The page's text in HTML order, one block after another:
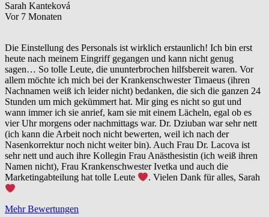
Sarah Kanteková
Vor 7 Monaten
Die Einstellung des Personals ist wirklich erstaunlich! Ich bin erst
heute nach meinem Eingriff gegangen und kann nicht genug
sagen… So tolle Leute, die ununterbrochen hilfsbereit waren. Vor
allem möchte ich mich bei der Krankenschwester Timaeus (ihren
Nachnamen weiß ich leider nicht) bedanken, die sich die ganzen 24
Stunden um mich gekümmert hat. Mir ging es nicht so gut und
wann immer ich sie anrief, kam sie mit einem Lächeln, egal ob es
vier Uhr morgens oder nachmittags war. Dr. Dziuban war sehr nett
(ich kann die Arbeit noch nicht bewerten, weil ich nach der
Nasenkorrektur noch nicht weiter bin). Auch Frau Dr. Lacova ist
sehr nett und auch ihre Kollegin Frau Anästhesistin (ich weiß ihren
Namen nicht), Frau Krankenschwester Ivetka und auch die
Marketingabteilung hat tolle Leute
. Vielen Dank für alles, Sarah
Mehr Bewertungen